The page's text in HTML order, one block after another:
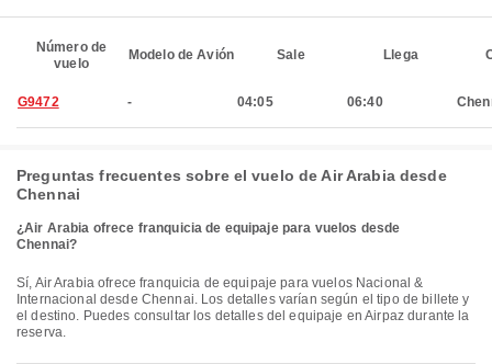
Número de
vuelo
Modelo de Avión Sale Llega
G9472 - 04:05 06:40
Preguntas frecuentes sobre el vuelo de Air Arabia desde
Chennai
¿Air Arabia ofrece franquicia de equipaje para vuelos desde
Chennai?
Sí, Air Arabia ofrece franquicia de equipaje para vuelos Nacional &
Internacional desde Chennai. Los detalles varían según el tipo de billete y
el destino. Puedes consultar los detalles del equipaje en Airpaz durante la
reserva.